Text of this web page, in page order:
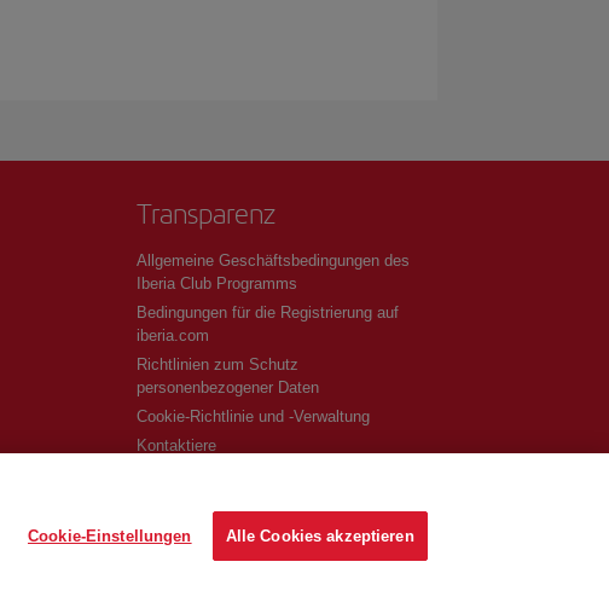
Transparenz
Allgemeine Geschäftsbedingungen des
Iberia Club Programms
Bedingungen für die Registrierung auf
iberia.com
Richtlinien zum Schutz
personenbezogener Daten
Cookie-Richtlinie und -Verwaltung
Kontaktiere
Cookie-Einstellungen Alle Cookies akzeptieren